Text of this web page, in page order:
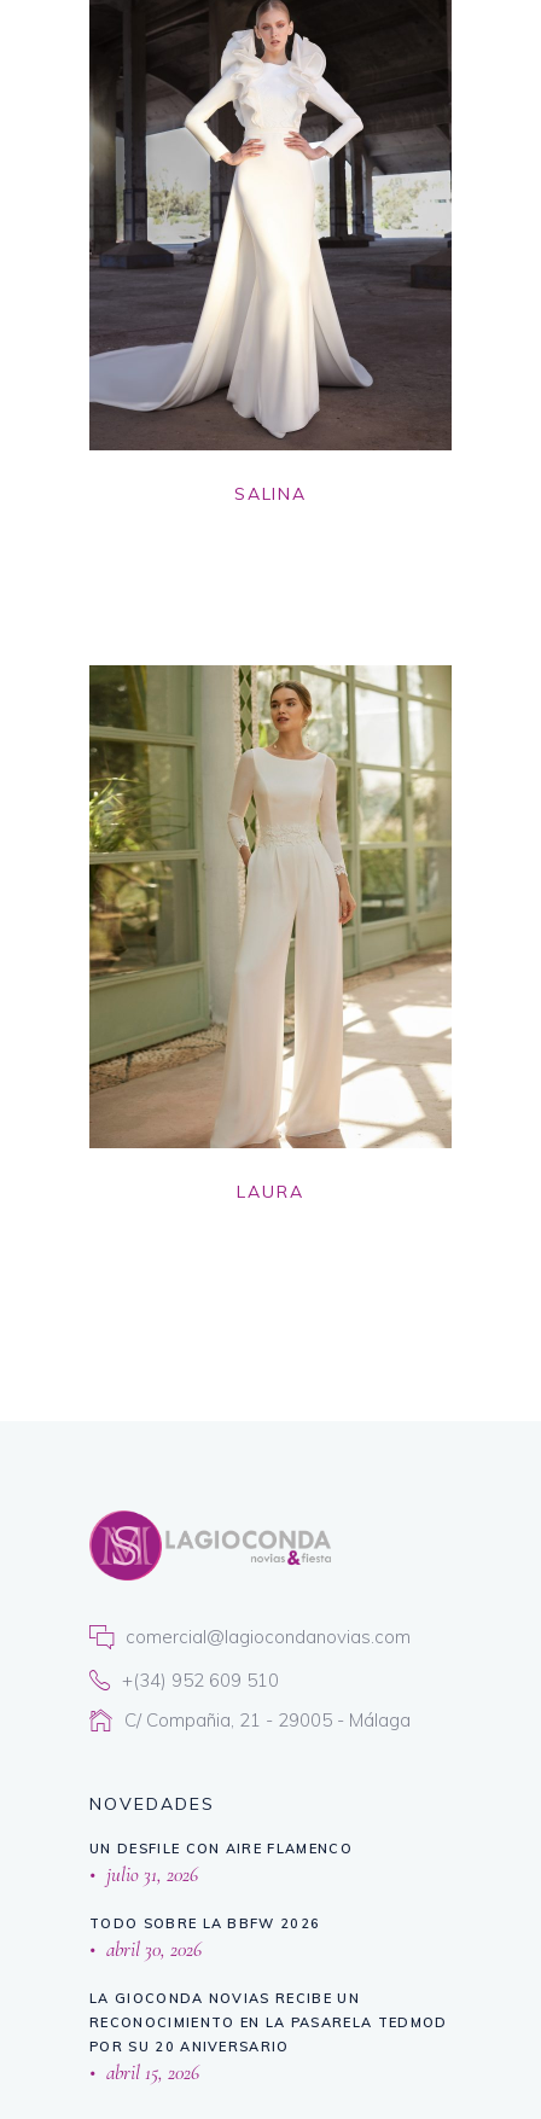
SALINA
LAURA
comercial@lagiocondanovias.com
+(34) 952 609 510
C/ Compañia, 21 - 29005 - Málaga
NOVEDADES
UN DESFILE CON AIRE FLAMENCO
julio 31, 2026
TODO SOBRE LA BBFW 2026
abril 30, 2026
LA GIOCONDA NOVIAS RECIBE UN
RECONOCIMIENTO EN LA PASARELA TEDMOD
POR SU 20 ANIVERSARIO
abril 15, 2026